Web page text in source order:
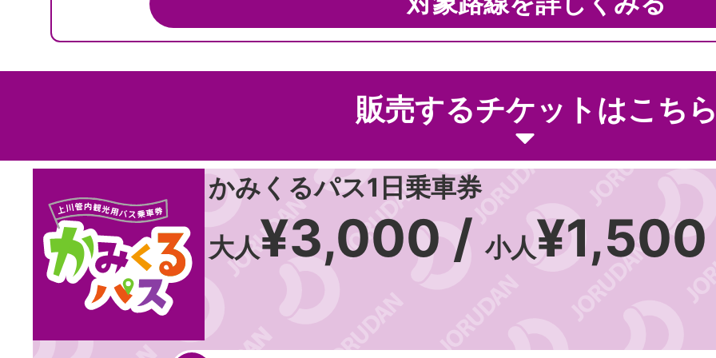
販売するチケットはこち
かみくるパス1日乗車券
大人¥3,000 /小人¥1,500